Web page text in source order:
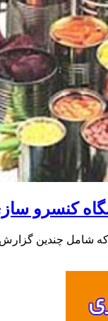
ﮐﻨﺴﺮﻭ
شامل چندین گزارش